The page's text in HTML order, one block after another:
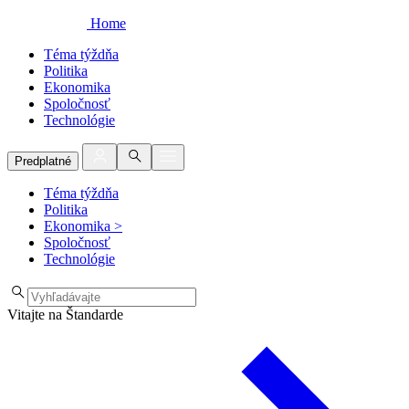
Home
Téma týždňa
Politika
Ekonomika
Spoločnosť
Technológie
Predplatné
Téma týždňa
Politika
Ekonomika >
Spoločnosť
Technológie
Vitajte na Štandarde